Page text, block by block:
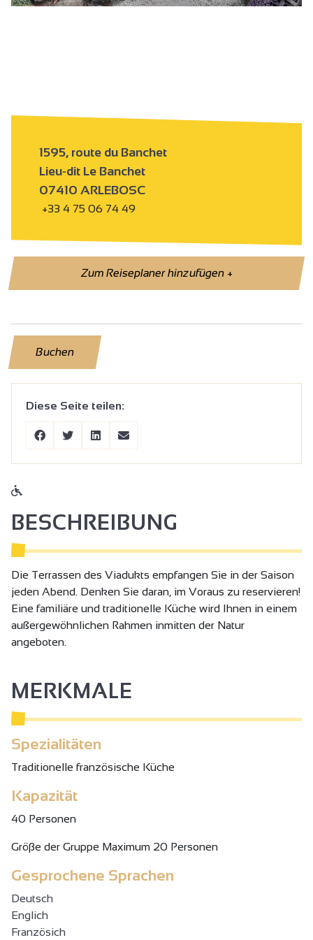
1595, route du Banchet
Lieu-dit Le Banchet
07410 ARLEBOSC
+33 4 75 06 74 49
Zum Reiseplaner hinzufügen+
Buchen
Diese Seite teilen:
BESCHREIBUNG
Die Terrassen des Viadukts empfangen Sie in der Saison
jeden Abend. Denken Sie daran, im Voraus zu reservieren!
Eine familiäre und traditionelle Küche wird Ihnen in einem
außergewöhnlichen Rahmen inmitten der Natur
angeboten.
MERKMALE
Spezialitäten
Traditionelle französische Küche
Kapazität
40 Personen
Gröβe der Gruppe Maximum 20 Personen
Gesprochene Sprachen
Deutsch
Englich
Französich